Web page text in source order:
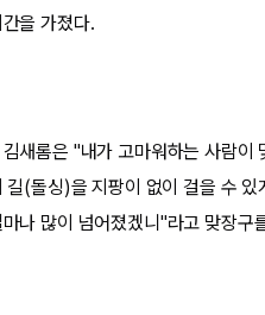
을 가졌다.
새롬은 "내가 고마워하는 사람이
길(돌싱)을 지팡이 없이 걸을 수
나 많이 넘어졌겠니"라고 맞장구